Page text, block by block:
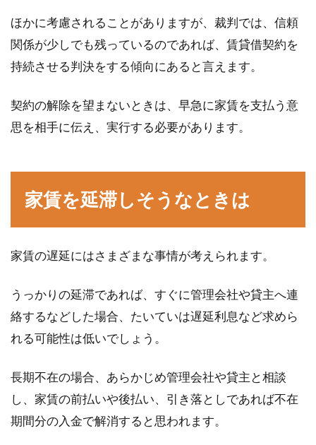
ほかに考慮されることがありますが、裁判では、信頼
関係が少しでも残っているのであれば、賃貸借契約を
持続させる判決をする傾向にあると言えます。
契約の解除を望まないときは、早急に家賃を支払う意
思を相手に伝え、実行する必要があります。
家賃を延滞しそうなときは
家賃の遅延にはさまざまな事情が考えられます。
うっかりの延滞であれば、すぐに管理会社や貸主へ連
絡するなどした場合、たいていは遅延利息など求めら
れる可能性は低いでしょう。
長期不在の場合、あらかじめ管理会社や貸主と相談
し、家賃の前払いや後払い、引き落としであれば不在
期間分の入金で解消すると思われます。